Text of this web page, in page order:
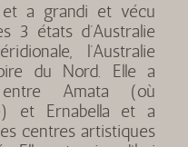
a grandi et vécu
3 états d’Australie
l’Australie
du Nord. Elle a
Amata (où
et Ernabella et a
centres artistiques